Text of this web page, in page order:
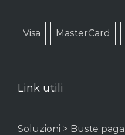
Visa MasterCard
Link utili
Soluzioni > Buste paga